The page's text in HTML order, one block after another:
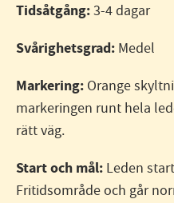
Tidsåtgång:3-4 dagar
Svårighetsgrad: Medel
Markering: Orange
markeringen runt hela
rätt väg.
Start och mål: Leden
Fritidsområde och går